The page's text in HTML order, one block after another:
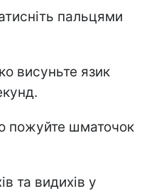
пальцями
висуньте язик
пожуйте шматочок
та видихів у